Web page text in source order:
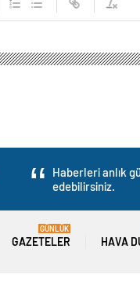
Haberleri anlık
edebilirsiniz.
GAZETELER
GÜNLÜK
HAVA